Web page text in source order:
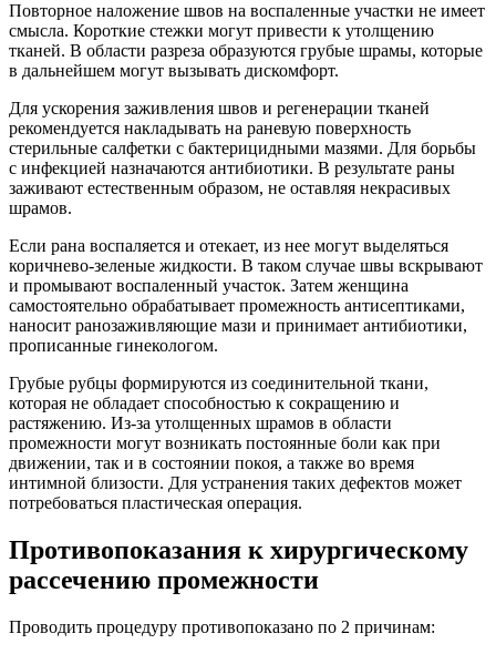
Повторное наложение швов на воспаленные участки не имеет
смысла. Короткие стежки могут привести к утолщению
тканей. В области разреза образуются грубые шрамы, которые
в дальнейшем могут вызывать дискомфорт.
Для ускорения заживления швов и регенерации тканей
рекомендуется накладывать на раневую поверхность
стерильные салфетки с бактерицидными мазями. Для борьбы
с инфекцией назначаются антибиотики. В результате раны
заживают естественным образом, не оставляя некрасивых
шрамов.
Если рана воспаляется и отекает, из нее могут выделяться
коричнево-зеленые жидкости. В таком случае швы вскрывают
и промывают воспаленный участок. Затем женщина
самостоятельно обрабатывает промежность антисептиками,
наносит ранозаживляющие мази и принимает антибиотики,
прописанные гинекологом.
Грубые рубцы формируются из соединительной ткани,
которая не обладает способностью к сокращению и
растяжению. Из-за утолщенных шрамов в области
промежности могут возникать постоянные боли как при
движении, так и в состоянии покоя, а также во время
интимной близости. Для устранения таких дефектов может
потребоваться пластическая операция.
Противопоказания к хирургическому
рассечению промежности
Проводить процедуру противопоказано по 2 причинам: